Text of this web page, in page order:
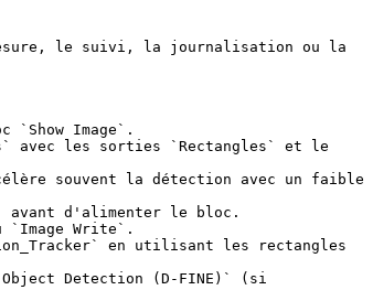
le suivi, la journalisation ou la
Image`.
avec les sorties `Rectangles` et le
souvent la détection avec un faible
avant d'alimenter le bloc.
`Image Write`.
en utilisant les rectangles
Detection (D-FINE)` (si